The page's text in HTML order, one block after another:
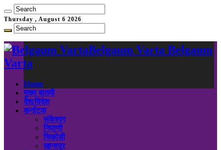
Thursday , August 6 2026
Belgaum Varta Belgaum
Varta
Home
मुख्य बातमी
देश/विदेश
कर्नाटक
संकेश्वर
निपाणी
चिकोडी
खानापूर